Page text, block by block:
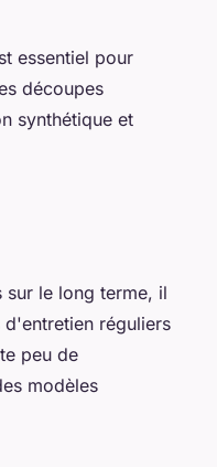
essentiel pour
découpes
synthétique et
sur le long terme, il
réguliers
peu de
modèles